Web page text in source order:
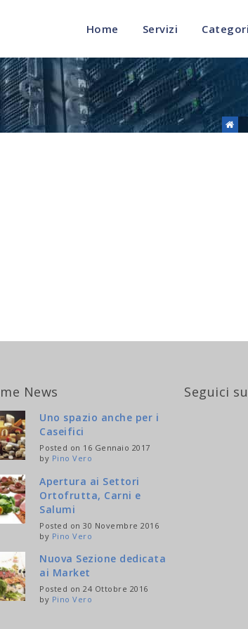
Home Servizi
News
Uno spazio anche per i
Caseifici
Posted on 16 Gennaio 2017
by Pino Vero
Apertura ai Settori
Ortofrutta, Carni e
Salumi
Posted on 30 Novembre 2016
by Pino Vero
Nuova Sezione dedicata
ai Market
Posted on 24 Ottobre 2016
by Pino Vero
Seguici